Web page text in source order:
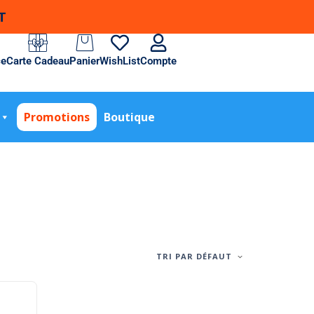
Carte CadeauPanierWishListCompte
Promotions Boutique
TRI PAR DÉFAUT